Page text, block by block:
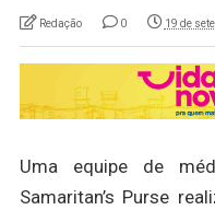
Redação 0 19 de
Uma equipe de
Samaritan’s Purse